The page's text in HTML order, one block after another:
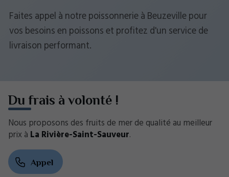
Faites appel à notre poissonnerie à Beuzeville pour
vos besoins en poissons et profitez d'un service de
livraison performant.
Du frais à volonté !
Nous proposons des fruits de mer de qualité au meilleur
prix à La Rivière-Saint-Sauveur.
Appel